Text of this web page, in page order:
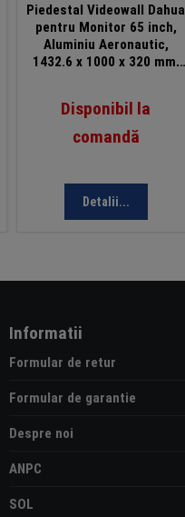
Piedestal Videowall Dahua
pentru Monitor 65 inch,
Aluminiu Aeronautic,
1432.6 x 1000 x 320 mm,
Disponibil la
comandă
Detalii...
Informatii
Formular de retur
Formular de garantie
Despre noi
ANPC
SOL